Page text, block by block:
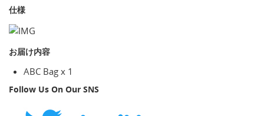
仕様
お届け内容
ABC Bag x 1
Follow Us On Our SNS